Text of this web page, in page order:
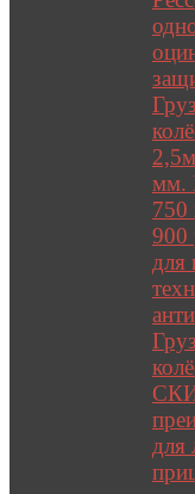
мм.
750
900
для
для